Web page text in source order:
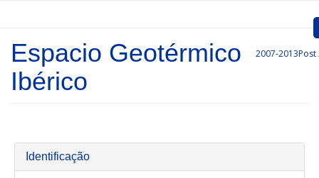
Inicio
Projetos Aprovados
2007-2013Post
Espacio Geotérmico
Ibérico
Identificação